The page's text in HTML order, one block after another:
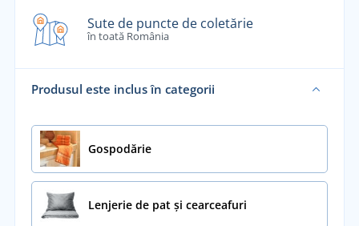
Sute de puncte de coletărie
în toată România
Produsul este inclus în categorii
Gospodărie
Lenjerie de pat și cearceafuri